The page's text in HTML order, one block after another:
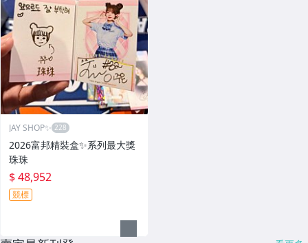
JAY SHOP✨
2026富邦精裝盒✨系列最大獎
珠珠
$ 48,952
競標